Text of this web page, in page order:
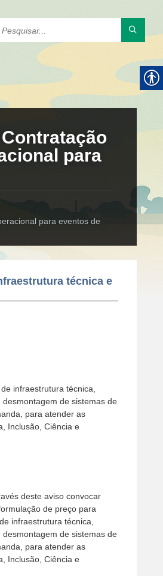
para
para eventos de
técnica e
infraestrutura técnica,
de sistemas de
para atender as
Inclusão, Ciência e
deste aviso convocar
de preço para
infraestrutura técnica,
de sistemas de
para atender as
Inclusão, Ciência e